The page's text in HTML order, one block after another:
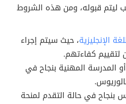
ليتم قبوله، ومن هذه الشروط
الإنجليزية، حيث سيتم إجراء
لتقييم كفاءتهم.
أو المدرسة المهنية بنجاح في
بنجاح في حالة التقدم لمنحة